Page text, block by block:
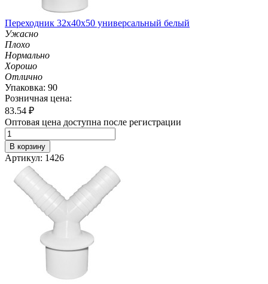
Переходник 32х40х50 универсальный белый
Ужасно
Плохо
Нормально
Хорошо
Отлично
Упаковка: 90
Розничная цена:
83.54 ₽
Оптовая цена доступна после регистрации
В корзину
Артикул: 1426